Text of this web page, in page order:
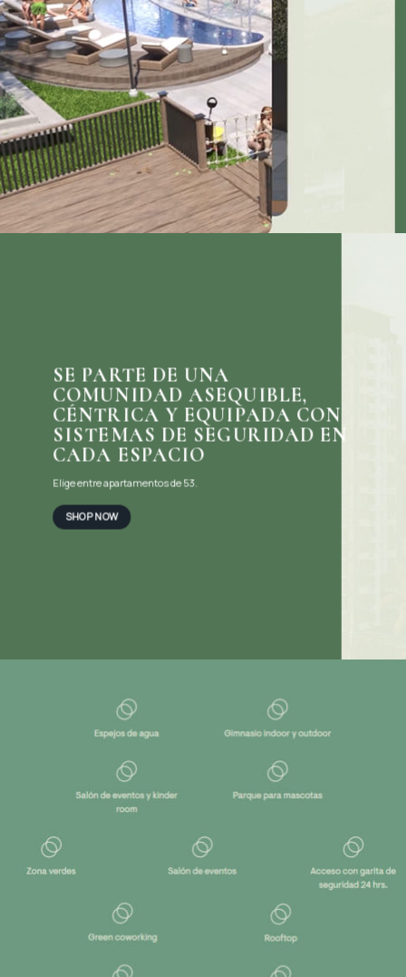
SE PARTE DE UNA
COMUNIDAD ASEQUIBLE,
CÉNTRICA Y EQUIPADA CON
SISTEMAS DE SEGURIDAD EN
CADA ESPACIO
Elige entre apartamentos de 53.
SHOP NOW